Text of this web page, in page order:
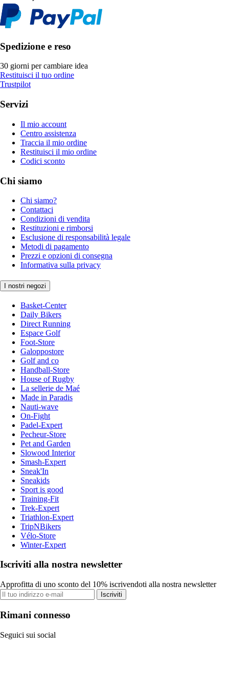
Spedizione e reso
30 giorni per cambiare idea
Restituisci il tuo ordine
Trustpilot
Servizi
Il mio account
Centro assistenza
Traccia il mio ordine
Restituisci il mio ordine
Codici sconto
Chi siamo
Chi siamo?
Contattaci
Condizioni di vendita
Restituzioni e rimborsi
Esclusione di responsabilità legale
Metodi di pagamento
Prezzi e opzioni di consegna
Informativa sulla privacy
I nostri negozi
Basket-Center
Daily Bikers
Direct Running
Espace Golf
Foot-Store
Galoppostore
Golf and co
Handball-Store
House of Rugby
La sellerie de Maé
Made in Paradis
Nauti-wave
On-Fight
Padel-Expert
Pecheur-Store
Pet and Garden
Slowood Interior
Smash-Expert
Sneak'In
Sneakids
Sport is good
Training-Fit
Trek-Expert
Triathlon-Expert
TripNBikers
Vélo-Store
Winter-Expert
Iscriviti alla nostra newsletter
Approfitta di uno sconto del 10% iscrivendoti alla nostra newsletter
Iscriviti
Rimani connesso
Seguici sui social